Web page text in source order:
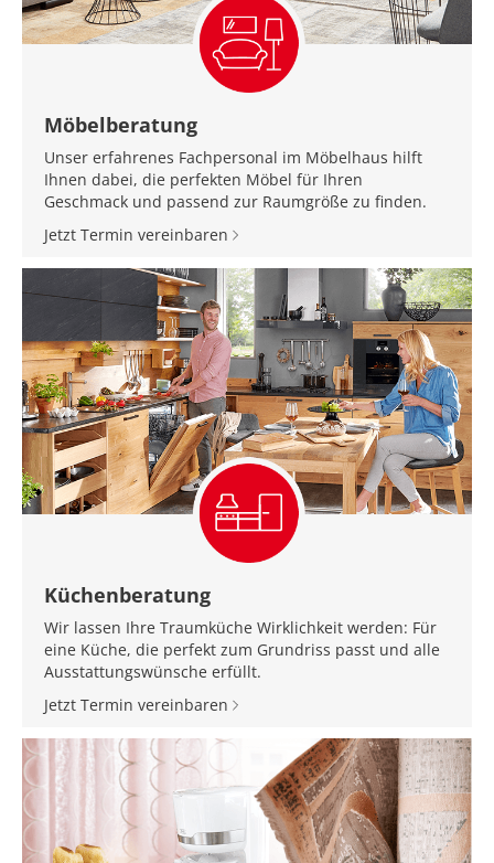
Möbelberatung
Unser erfahrenes Fachpersonal im Möbelhaus hilft
Ihnen dabei, die perfekten Möbel für Ihren
Geschmack und passend zur Raumgröße zu finden.
Jetzt Termin vereinbaren
Küchenberatung
Wir lassen Ihre Traumküche Wirklichkeit werden: Für
eine Küche, die perfekt zum Grundriss passt und alle
Ausstattungswünsche erfüllt.
Jetzt Termin vereinbaren